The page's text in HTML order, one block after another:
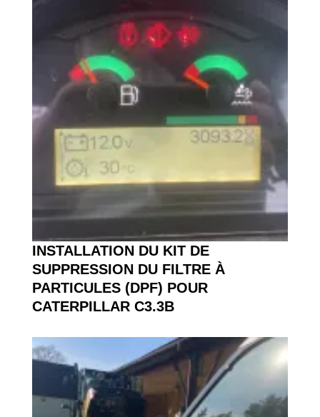
INSTALLATION DU KIT DE
SUPPRESSION DU FILTRE À
PARTICULES (DPF) POUR
CATERPILLAR C3.3B